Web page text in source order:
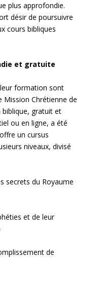
plus approfondie.
désir de poursuivre
cours bibliques
et gratuite
formation sont
Mission Chrétienne de
gratuit et
ou en ligne, a été
un cursus
niveaux, divisé
secrets du Royaume
et de leur
de